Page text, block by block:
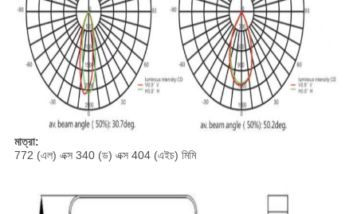
মাত্রা:
772 (এল) এক্স 340 (ড) এক্স 404 (এইচ) মিমি